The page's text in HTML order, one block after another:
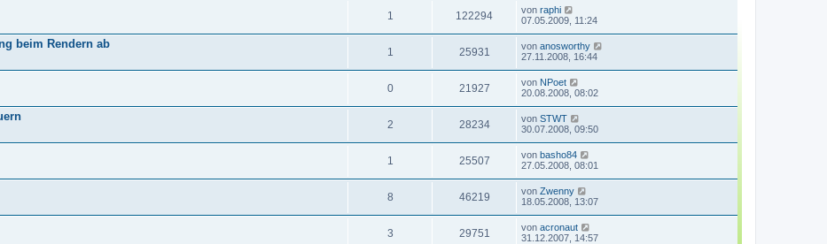
1 122294 von raphi
07.05.2009, 11:24
beim Rendern ab
1 25931 von anosworthy
27.11.2008, 16:44
0 21927 von NPoet
20.08.2008, 08:02
2 28234 von STWT
30.07.2008, 09:50
1 25507 von basho84
27.05.2008, 08:01
8 46219 von Zwenny
18.05.2008, 13:07
3 29751 von acronaut
31.12.2007, 14:57